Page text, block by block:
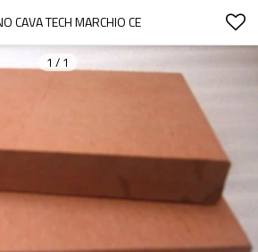
CAVA TECH MARCHIO CE
1 / 1